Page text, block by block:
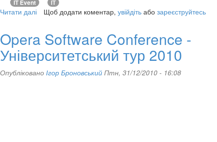
IT Event
ІТ
Читати далі про
Hackathon
Щоб додати коментар, увійдіть або зареєструйтесь
Opera Software Conference -
Університетський тур 2010
Опубліковано Ігор Броновський Птн, 31/12/2010 - 16:08